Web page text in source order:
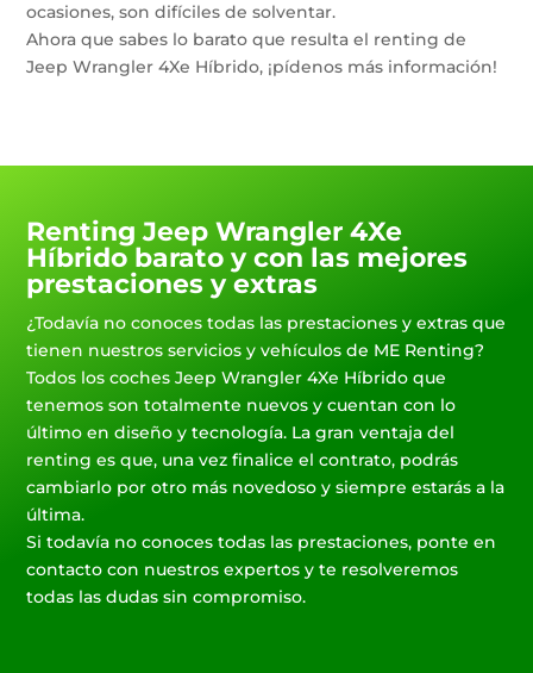
ocasiones, son difíciles de solventar.
Ahora que sabes lo barato que resulta el renting de
Jeep Wrangler 4Xe Híbrido, ¡pídenos más información!
Renting Jeep Wrangler 4Xe
Híbrido barato y con las mejores
prestaciones y extras
¿Todavía no conoces todas las prestaciones y extras que
tienen nuestros servicios y vehículos de ME Renting?
Todos los coches Jeep Wrangler 4Xe Híbrido que
tenemos son totalmente nuevos y cuentan con lo
último en diseño y tecnología. La gran ventaja del
renting es que, una vez finalice el contrato, podrás
cambiarlo por otro más novedoso y siempre estarás a la
última.
Si todavía no conoces todas las prestaciones, ponte en
contacto con nuestros expertos y te resolveremos
todas las dudas sin compromiso.